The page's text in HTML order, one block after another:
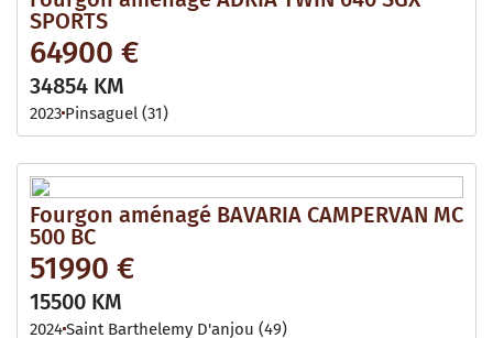
SPORTS
64900 €
34854 KM
2023 Pinsaguel (31)
Fourgon aménagé BAVARIA CAMPERVAN MC
500 BC
51990 €
15500 KM
2024Saint Barthelemy D'anjou (49)